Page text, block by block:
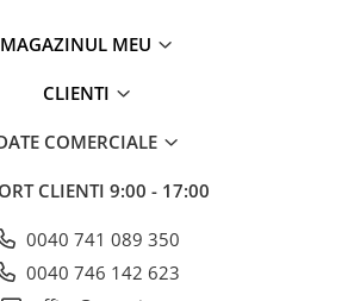
MAGAZINUL MEU
CLIENTI
COMERCIALE
CLIENTI 9:00 - 17:00
0040 741 089 350
0040 746 142 623